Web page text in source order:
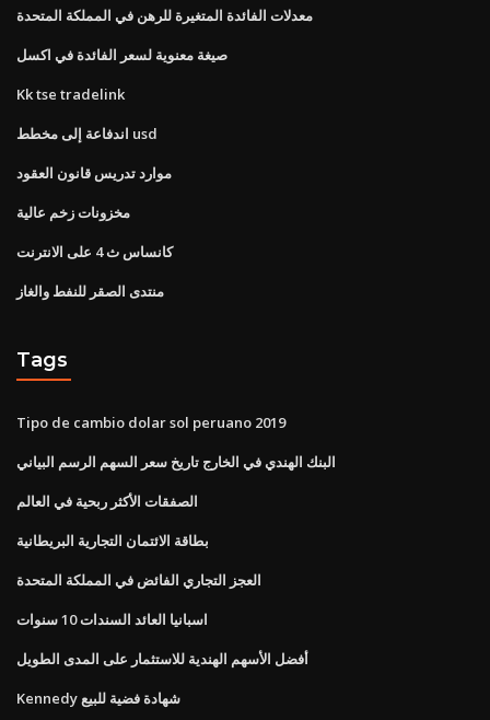
معدلات الفائدة المتغيرة للرهن في المملكة المتحدة
صيغة معنوية لسعر الفائدة في اكسل
Kk tse tradelink
اندفاعة إلى مخطط usd
موارد تدريس قانون العقود
مخزونات زخم عالية
كانساس ث 4 على الانترنت
منتدى الصقر للنفط والغاز
Tags
Tipo de cambio dolar sol peruano 2019
البنك الهندي في الخارج تاريخ سعر السهم الرسم البياني
الصفقات الأكثر ربحية في العالم
بطاقة الائتمان التجارية البريطانية
العجز التجاري الفائض في المملكة المتحدة
اسبانيا العائد السندات 10 سنوات
أفضل الأسهم الهندية للاستثمار على المدى الطويل
Kennedy شهادة فضية للبيع